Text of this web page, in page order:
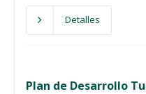
Detalles
Plan de Desarrollo